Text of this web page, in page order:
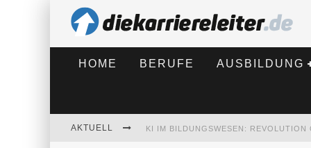
HOME BERUFE AUSBILDUNG
AKTUELL